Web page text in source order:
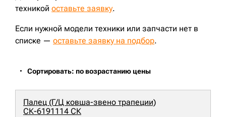
техникой оставьте заявку.
Если нужной модели техники или запчасти нет в
списке — оставьте заявку на подбор.
Сортировать: по возрастанию цены
Палец (Г/Ц ковша-звено трапеции)
СК-6191114 СК